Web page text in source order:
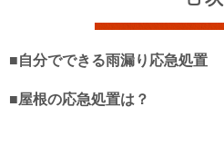
■自分でできる雨漏り応急処置
■屋根の応急処置は？